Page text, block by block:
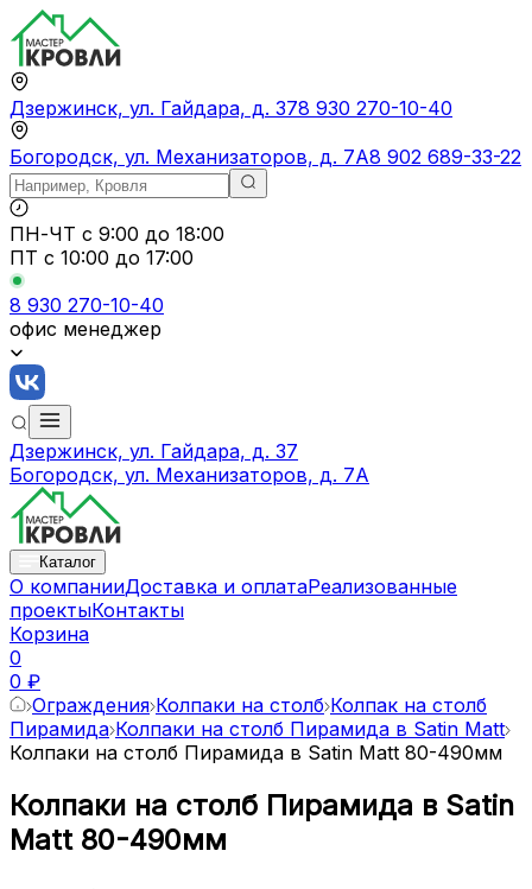
Дзержинск, ул. Гайдара, д. 378 930 270-10-40
Богородск, ул. Механизаторов, д. 7А8 902 689-33-22
ПН-ЧТ с 9:00 до 18:00
ПТ с 10:00 до 17:00
8 930 270-10-40
офис менеджер
Дзержинск, ул. Гайдара, д. 37
Богородск, ул. Механизаторов, д. 7А
Каталог
О компанииДоставка и оплатаРеализованные
проектыКонтакты
Корзина
0
0 ₽
Ограждения Колпаки на столб Колпак на столб
Пирамида Колпаки на столб Пирамида в Satin Matt
Колпаки на столб Пирамида в Satin Matt 80-490мм
Колпаки на столб Пирамида в Satin
Matt 80-490мм